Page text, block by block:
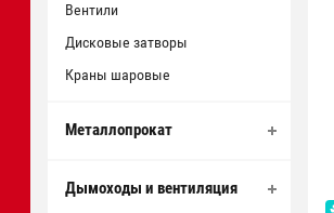
Вентили
Дисковые затворы
Краны шаровые
Металлопрокат
Дымоходы и вентиляция